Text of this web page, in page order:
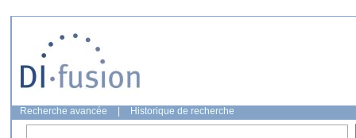
Recherche avancée Historique de recherche